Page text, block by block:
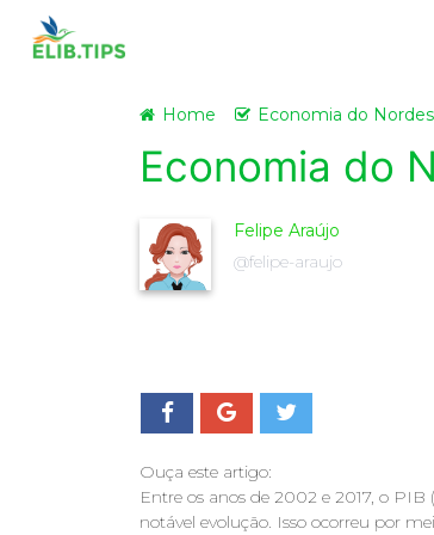
Home Economia do
Economia do
Felipe Araújo
@felipe-araujo
Ouça este artigo:
Entre os anos de 2002 e 2017, o
notável evolução. Isso ocorreu por